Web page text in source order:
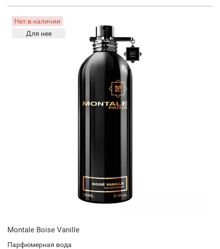
Нет в наличии
Для нее
Montale Boise Vanille
Парфюмерная вода